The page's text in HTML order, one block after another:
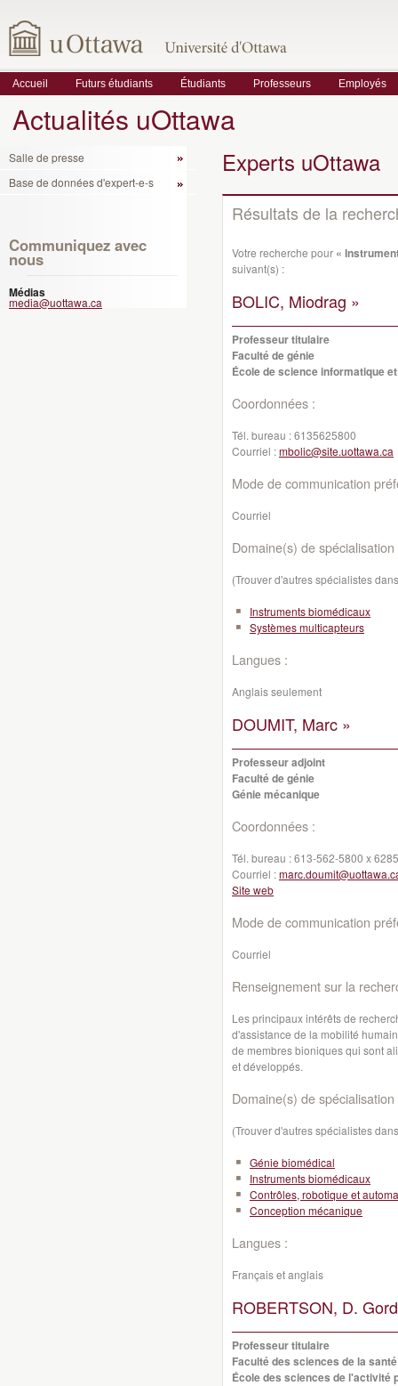
Accueil Futurs étudiants Étudiants Professeurs Employés
Actualités uOttawa
Salle de presse
Base de données d'expert-e-s
Communiquez avec
nous
Médias
media@uottawa.ca
Experts uOttawa
Résultats de la
Votre recherche pour «
suivant(s) :
BOLIC, Miodrag »
Professeur titulaire
Faculté de génie
École de science informatique
Coordonnées :
Tél. bureau :6135625800
Courriel :mbolic@site.uottawa.ca
Mode de communication
Courriel
Domaine(s) de spécialisation
(Trouver d'autres spécialistes
Instruments biomédicaux
Systèmes multicapteurs
Langues :
Anglais seulement
DOUMIT, Marc »
Professeur adjoint
Faculté de génie
Génie mécanique
Coordonnées :
Tél. bureau :613-562-5800 x 6285
Courriel :
Site web
Mode de communication
Courriel
Renseignement sur la
Les principaux intérêts de
d'assistance de la mobilité
de membres bioniques qui sont
et développés.
Domaine(s) de spécialisation
(Trouver d'autres spécialistes
Génie biomédical
Instruments biomédicaux
Contrôles, robotique et
Conception mécanique
Langues :
Français et anglais
ROBERTSON, D.
Professeur titulaire
Faculté des sciences de la santé
École des sciences de l'activité